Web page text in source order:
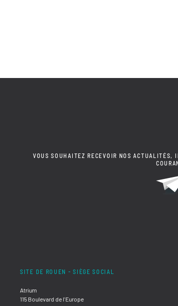
VOUS SOUHAITEZ RECEVOIR NOS ACTUALITÉS,
SITE DE ROUEN - SIÈGE SOCIAL
Atrium
115 Boulevard de l'Europe